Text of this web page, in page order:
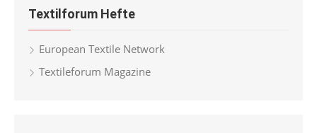
Textilforum Hefte
European Textile Network
Textileforum Magazine